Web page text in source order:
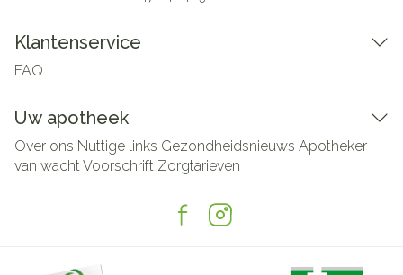
Klantenservice
FAQ
Uw apotheek
Over ons Nuttige links Gezondheidsnieuws Apotheker
van wachtVoorschrift Zorgtarieven